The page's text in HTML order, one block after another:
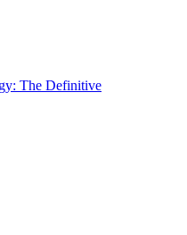
The Definitive